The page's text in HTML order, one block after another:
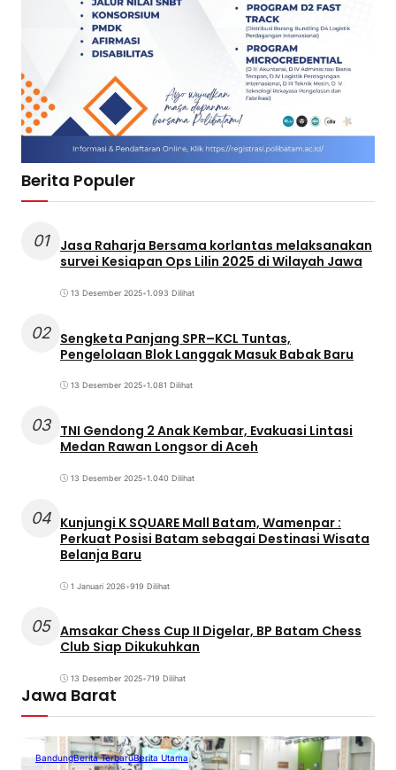
Berita Populer
01
Jasa Raharja Bersama korlantas melaksanakan
survei Kesiapan Ops Lilin 2025 di Wilayah Jawa
13 Desember 2025•1.093 Dilihat
02 Sengketa Panjang SPR–KCL Tuntas,
Pengelolaan Blok Langgak Masuk Babak Baru
13 Desember 2025•1.081 Dilihat
03 TNI Gendong 2 Anak Kembar, Evakuasi Lintasi
Medan Rawan Longsor di Aceh
13 Desember 2025•1.040 Dilihat
04 Kunjungi K SQUARE Mall Batam, Wamenpar :
Perkuat Posisi Batam sebagai Destinasi Wisata
Belanja Baru
1 Januari 2026•919 Dilihat
05 Amsakar Chess Cup II Digelar, BP Batam Chess
Club Siap Dikukuhkan
13 Desember 2025•719 Dilihat
Jawa Barat
BandungBerita TerbaruBerita Utama